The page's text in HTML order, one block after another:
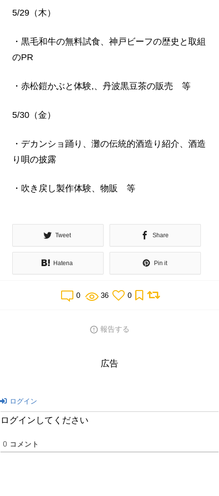
5/29（木）
・黒毛和牛の無料試食、神戸ビーフの歴史と取組
のPR
・赤松鎧かぶと体験,、丹波黒豆茶の販売 等
5/30（金）
・デカンショ踊り、灘の伝統的酒造り紹介、酒造
り唄の披露
・吹き戻し製作体験、物販 等
Tweet Share
Hatena Pin it
0 36 0
報告する
広告
ログイン
ログインしてください
0 コメント